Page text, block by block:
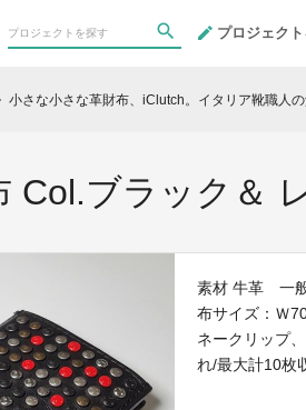
プロジェク
小さな小さな革財布、iClutch。イタリア靴職人の
Col.ブラック＆
素材 牛革 一
布サイズ：Ｗ
ネークリップ
れ/最大計10枚